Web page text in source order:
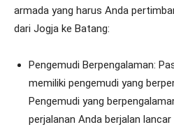
armada yang harus Anda
dari Jogja ke Batang:
Pengemudi Berpengalaman:
memiliki pengemudi yang
Pengemudi yang
perjalanan Anda berjalan lancar